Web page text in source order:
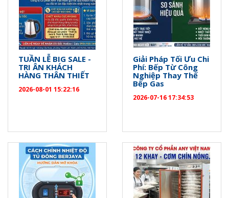
TUẦN LỄ BIG SALE -
TRI ÂN KHÁCH
HÀNG THÂN THIẾT
2026-08-01 15:22:16
Giải Pháp Tối Ưu Chi
Phí: Bếp Từ Công
Nghiệp Thay Thế
Bếp Gas
2026-07-16 17:34:53